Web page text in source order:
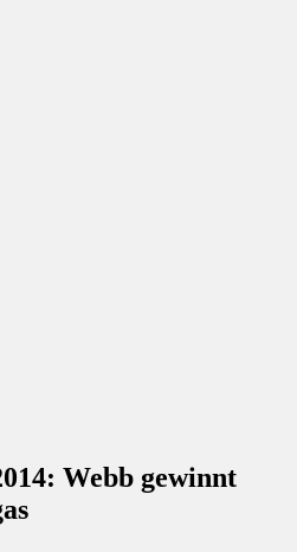
Webb gewinnt